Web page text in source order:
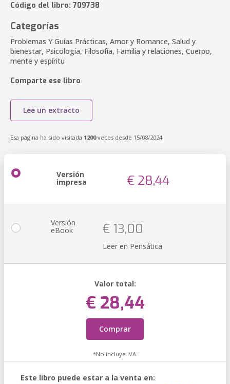
Código del libro: 709738
Categorías
Problemas Y Guías Prácticas, Amor y Romance, Salud y
bienestar, Psicología, Filosofía, Familia y relaciones, Cuerpo,
mente y espíritu
Comparte ese libro
Lee un extracto
Esa página ha sido visitada 1200veces desde 15/08/2024
Versión
impresa € 28,44
Versión
eBook € 13,00
Leer en Pensática
Valor total:
€ 28,44
Comprar
*No incluye IVA.
Este libro puede estar a la venta en: